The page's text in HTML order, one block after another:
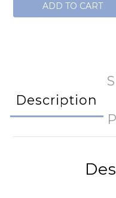
ADD TO CART
Description